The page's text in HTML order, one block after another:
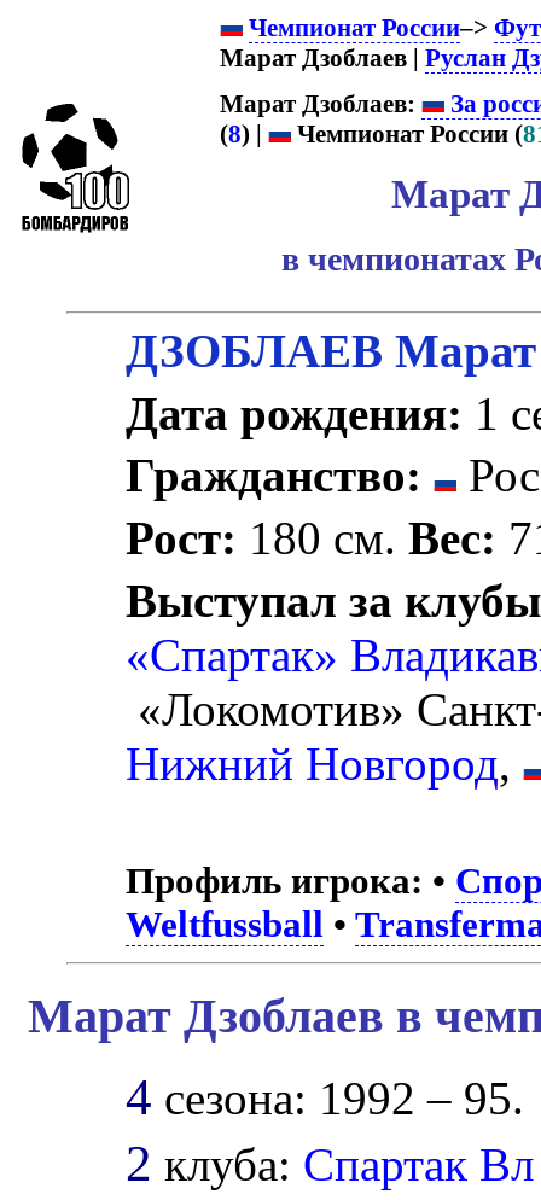
Чемпионат России–>
Марат Дзоблаев | Руслан
Марат Дзоблаев:
За
(8) | Чемпионат России (
Марат
в чемпионатах
ДЗОБЛАЕВ Марат
Дата рождения: 1
Гражданство:
Рост: 180 см.Вес:
Выступал за
«Спартак»
«Локомотив»
Нижний Новгород,
Профиль игрока: •
Weltfussball •
Марат Дзоблаев в
4 сезона: 1992 – 95.
2 клуба: Спартак Вл